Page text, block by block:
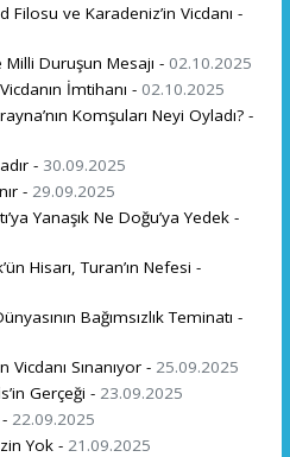
Filosu ve Karadeniz’in Vicdanı -
Duruşun Mesajı - 02.10.2025
İmtihanı - 02.10.2025
Komşuları Neyi Oyladı? -
- 30.09.2025
- 29.09.2025
Yanaşık Ne Doğu’ya Yedek -
Hisarı, Turan’ın Nefesi -
Bağımsızlık Teminatı -
Vicdanı Sınanıyor - 25.09.2025
Gerçeği - 23.09.2025
22.09.2025
Yok - 21.09.2025